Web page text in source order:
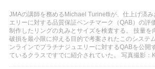
JMAの講師を務めるMichael Turinettiが、仕上げ済み
エリーに対する品質保証ベンチマーク（QAB）の評
制作したリングの丸みとサイズを検査する。 技量を
破損を最小限に抑える目的で考案されたこのシステ
ンラインでプラチナジュエリーに対するQABを公開
ているクラスですでに紹介されていた。 写真撮影